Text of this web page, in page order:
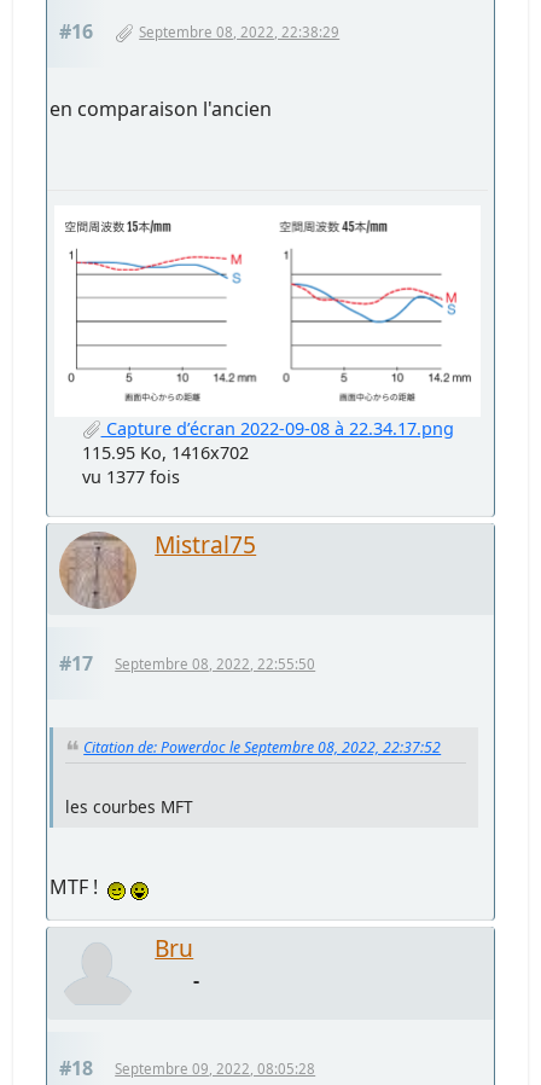
#16 Septembre 08, 2022, 22:38:29
en comparaison l'ancien
Capture d’écran 2022-09-08 à 22.34.17.png
115.95 Ko, 1416x702
vu 1377 fois
Mistral75
#17 Septembre 08, 2022, 22:55:50
Citation de: Powerdoc le Septembre 08, 2022, 22:37:52
les courbes MFT
MTF !
Bru
-
#18 Septembre 09, 2022, 08:05:28